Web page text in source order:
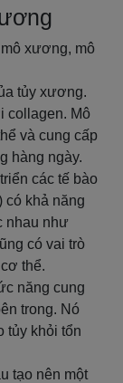
xương, mô
tủy xương.
collagen. Mô
và cung cấp
hàng ngày.
các tế bào
có khả năng
nhau như
có vai trò
thể.
năng cung
trong. Nó
tủy khỏi tổn
tạo nên một